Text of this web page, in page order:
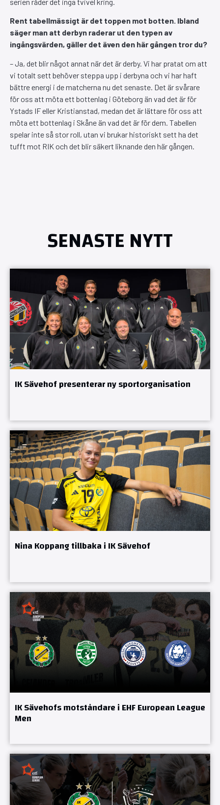
Rent tabellmässigt är det toppen mot botten. Ibland
säger man att derbyn raderar ut den typen av
ingångsvärden, gäller det även den här gången tror du?
– Ja, det blir något annat när det är derby. Vi har pratat om att
vi totalt sett behöver steppa upp i derbyna och vi har haft
bättre energi i de matcherna nu det senaste. Det är svårare
för oss att möta ett bottenlag i Göteborg än vad det är för
Ystads IF eller Kristianstad, medan det är lättare för oss att
möta ett bottenlag i Skåne än vad det är för dem. Tabellen
spelar inte så stor roll, utan vi brukar historiskt sett ha det
tufft mot RIK och det blir säkert liknande den här gången.
SENASTE NYTT
IK Sävehof presenterar ny sportorganisation
Nina Koppang tillbaka i IK Sävehof
IK Sävehofs motståndare i EHF European League
Men